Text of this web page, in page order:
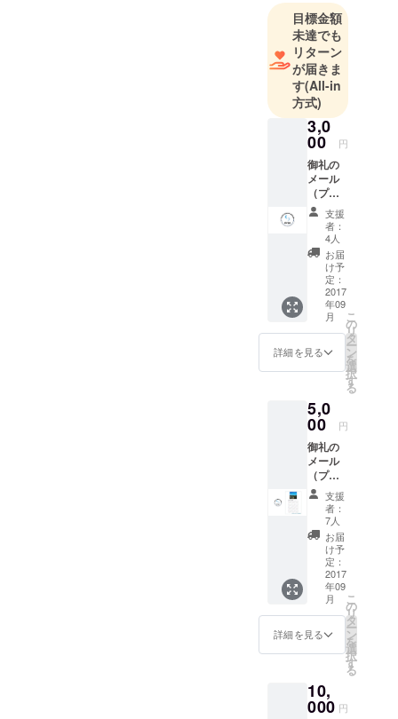
振興協会理
事長
一般社団法
人日本文化
交流協会会
員
一般社団法
人日本UAS
産業振興協
議会会員
かごしま産
業支援セン
ター もの
づくり支援
登録専門家
中小企業庁
委託事業ミ
ラサポ も
のづくり支
目標金額
未達でも
リターン
が届きま
す(All-in
方式)
3,0
00 円
御礼の
メール
（プロ
ジェク
ト実施
報告）
オリジ
ナル缶
バッチ
支援
者：
4人
お届
け予
定：
2017
年09
月
詳細を見る
こ
の
リ
タ
ー
ン
を
選
択
す
る
5,0
00 円
御礼の
メール
（プロ
ジェク
ト実施
報告）
オリジ
ナル缶
バッチ
オリジ
ナル
2018年
カレン
ダー
支援
者：
7人
お届
け予
定：
2017
年09
月
詳細を見る
こ
の
リ
タ
ー
ン
を
選
択
す
る
10,
000 円